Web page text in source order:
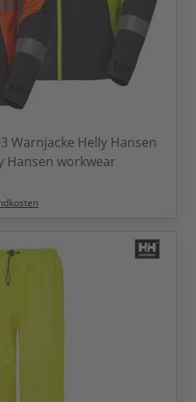
Warnjacke Helly Hansen
Hansen workwear